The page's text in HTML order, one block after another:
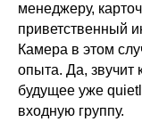
менеджеру,
приветственный
Камера в этом
опыта. Да, звучит
будущее уже
входную группу.